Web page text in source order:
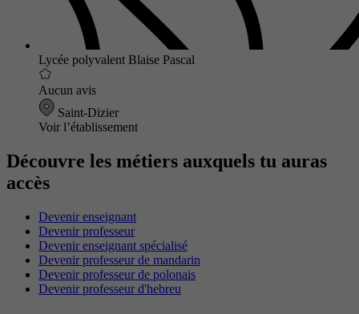
Lycée polyvalent Blaise Pascal
Aucun avis
Saint-Dizier
Voir l’établissement
Découvre les métiers auxquels tu auras
accès
Devenir enseignant
Devenir professeur
Devenir enseignant spécialisé
Devenir professeur de mandarin
Devenir professeur de polonais
Devenir professeur d'hebreu